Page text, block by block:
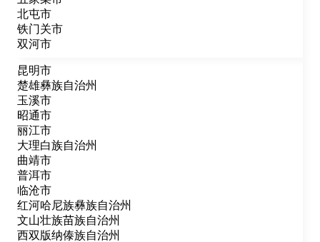
北屯市
铁门关市
双河市
昆明市
楚雄彝族自治州
玉溪市
昭通市
丽江市
大理白族自治州
曲靖市
普洱市
临沧市
红河哈尼族彝族自治州
文山壮族苗族自治州
西双版纳傣族自治州